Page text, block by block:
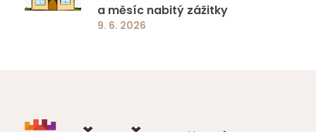
a měsíc nabitý zážitky
9. 6. 2026